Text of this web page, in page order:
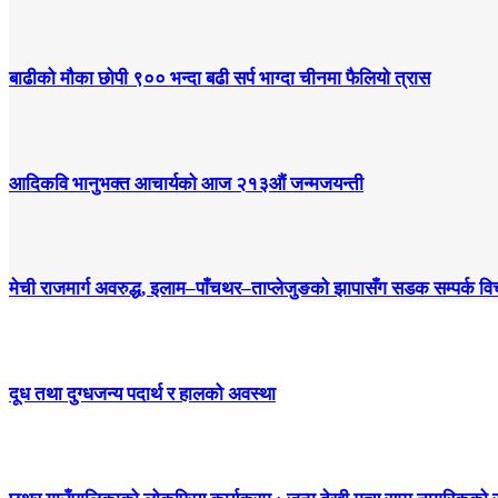
बाढीको मौका छोपी ९०० भन्दा बढी सर्प भाग्दा चीनमा फैलियो त्रास
आदिकवि भानुभक्त आचार्यको आज २१३औं जन्मजयन्ती
मेची राजमार्ग अवरुद्ध, इलाम–पाँचथर–ताप्लेजुङको झापासँग सडक सम्पर्क
दूध तथा दुग्धजन्य पदार्थ र हालको अवस्था